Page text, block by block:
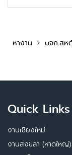
หางาน บจก.สห
Quick Links
งานเชียงใหม่
งานสงขลา (หาดใหญ่)